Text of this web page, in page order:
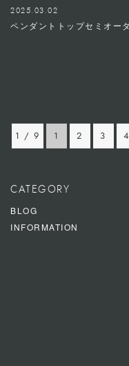
2025.03.02
ペンダントトップセミオー
1 / 9 1 2 3 4
CATEGORY
BLOG
INFORMATION